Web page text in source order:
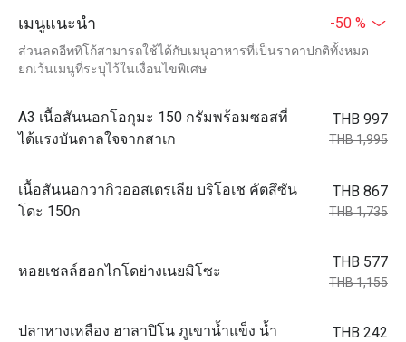
เมนูแนะนำ -50 %
ส่วนลดอีททิโก้สามารถใช้ได้กับเมนูอาหารที่เป็นราคาปกติทั้งหมด
ยกเว้นเมนูที่ระบุไว้ในเงื่อนไขพิเศษ
A3 เนื้อสันนอกโอกุมะ 150 กรัมพร้อมซอสที่
ได้แรงบันดาลใจจากสาเก
THB 997
THB 1,995
เนื้อสันนอกวากิวออสเตรเลีย บริโอเช คัตสึซัน
โดะ 150ก
THB 867
THB 1,735
หอยเชลล์ฮอกไกโดย่างเนยมิโซะ
THB 577
THB 1,155
ปลาหางเหลือง ฮาลาปิโน ภูเขาน้ำแข็ง น้ำ
THB 242